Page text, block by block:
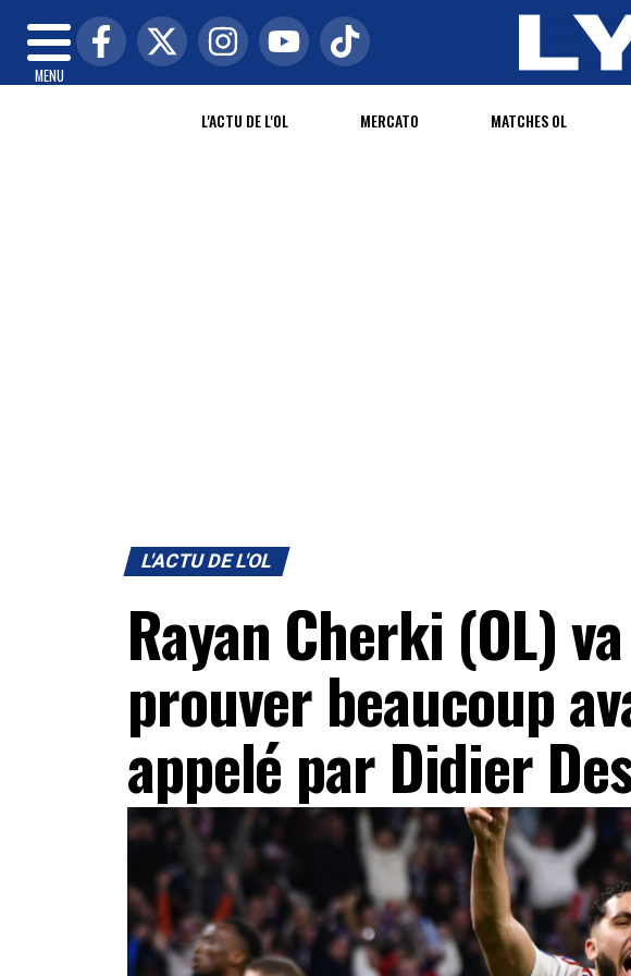
MENU
L'ACTU DE L'OL MERCATO MATCHES OL
L'ACTU DE L'OL
Rayan Cherki (OL)
prouver beaucoup
appelé par Didier